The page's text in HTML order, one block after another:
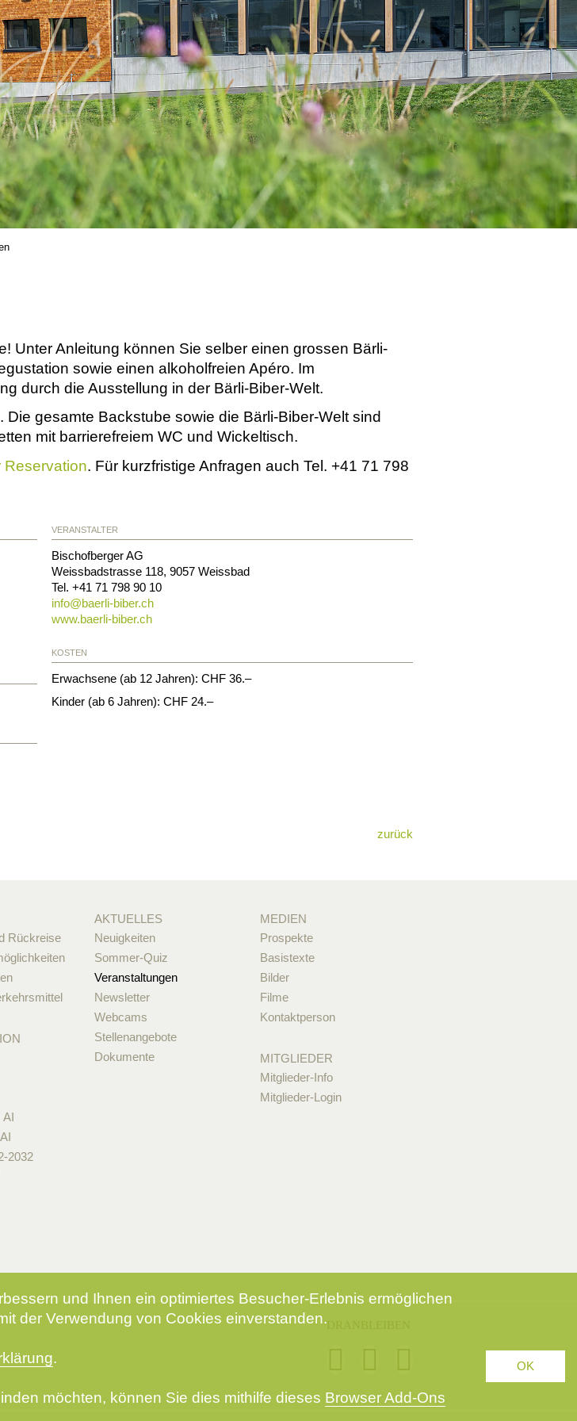
Unter Anleitung können Sie selber einen grossen Bärli-
sowie einen alkoholfreien Apéro. Im
durch die Ausstellung in der Bärli-Biber-Welt.
gesamte Backstube sowie die Bärli-Biber-Welt sind
mit barrierefreiem WC und Wickeltisch.
Reservation. Für kurzfristige Anfragen auch Tel. +41 71 798
VERANSTALTER
Bischofberger AG
Weissbadstrasse 118,9057 Weissbad
Tel. +41 71 798 90 10
info@baerli-biber.ch
www.baerli-biber.ch
KOSTEN
Erwachsene (ab 12 Jahren): CHF 36.–
Kinder (ab 6 Jahren): CHF 24.–
zurück
Rückreise
AI
2032
AKTUELLES
Neuigkeiten
Sommer-Quiz
Veranstaltungen
Newsletter
Webcams
Stellenangebote
Dokumente
MEDIEN
Prospekte
Basistexte
Bilder
Filme
Kontaktperson
MITGLIEDER
Mitglieder-Info
Mitglieder-Login
und Ihnen ein optimiertes Besucher-Erlebnis ermöglichen
der Verwendung von Cookies einverstanden.
.
möchten, können Sie dies mithilfe dieses Browser Add-Ons
OK